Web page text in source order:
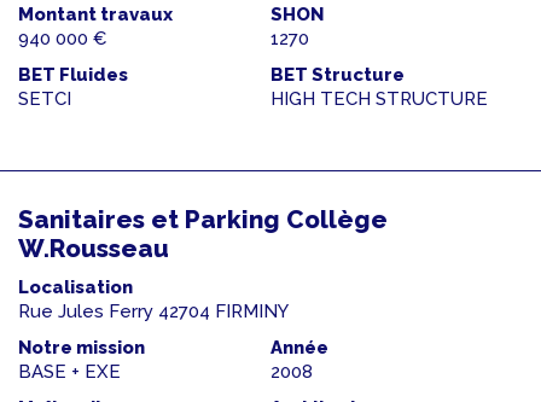
Montant travaux
940 000 €
SHON
1270
BET Fluides
SETCI
BET Structure
HIGH TECH STRUCTURE
Sanitaires et Parking Collège
W.Rousseau
Localisation
Rue Jules Ferry 42704 FIRMINY
Notre mission
BASE + EXE
Année
2008